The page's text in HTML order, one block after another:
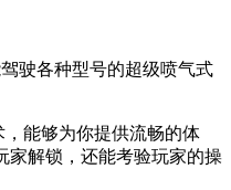
各种型号的超级喷气式
能够为你提供流畅的体
家解锁，还能考验玩家的操